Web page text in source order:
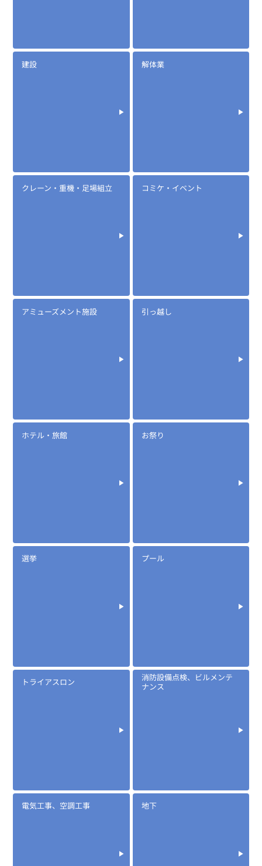
建設 解体業
クレーン・重機・足場組立 コミケ・イベント
アミューズメント施設 引っ越し
ホテル・旅館 お祭り
選挙 プール
トライアスロン
消防設備点検、ビルメンテ
ナンス
電気工事、空調工事 地下